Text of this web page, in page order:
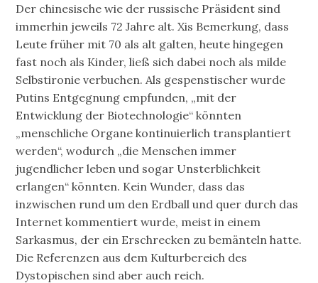
Der chinesische wie der russische Präsident sind
immerhin jeweils 72 Jahre alt. Xis Bemerkung, dass
Leute früher mit 70 als alt galten, heute hingegen
fast noch als Kinder, ließ sich dabei noch als milde
Selbstironie verbuchen. Als gespenstischer wurde
Putins Entgegnung empfunden, „mit der
Entwicklung der Biotechnologie“ könnten
„menschliche Organe kontinuierlich transplantiert
werden“, wodurch „die Menschen immer
jugendlicher leben und sogar Unsterblichkeit
erlangen“ könnten. Kein Wunder, dass das
inzwischen rund um den Erdball und quer durch das
Internet kommentiert wurde, meist in einem
Sarkasmus, der ein Erschrecken zu bemänteln hatte.
Die Referenzen aus dem Kulturbereich des
Dystopischen sind aber auch reich.